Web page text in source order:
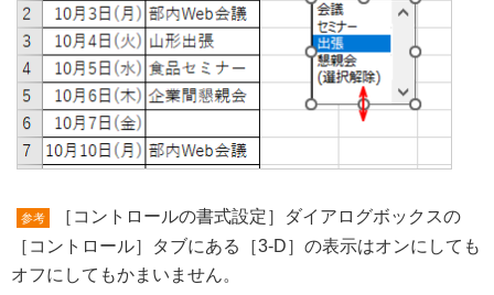
参考
［コントロールの書式設定］ダイアログボックスの
［コントロール］タブにある［3-D］の表示はオンにしても
オフにしてもかまいません。